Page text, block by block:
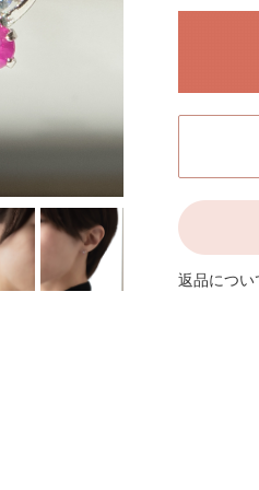
JL
返品につい